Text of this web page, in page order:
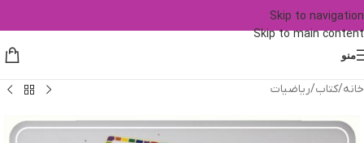
Skip to navigation
Skip to main content
منو
خانه/کتاب/ریاضیات